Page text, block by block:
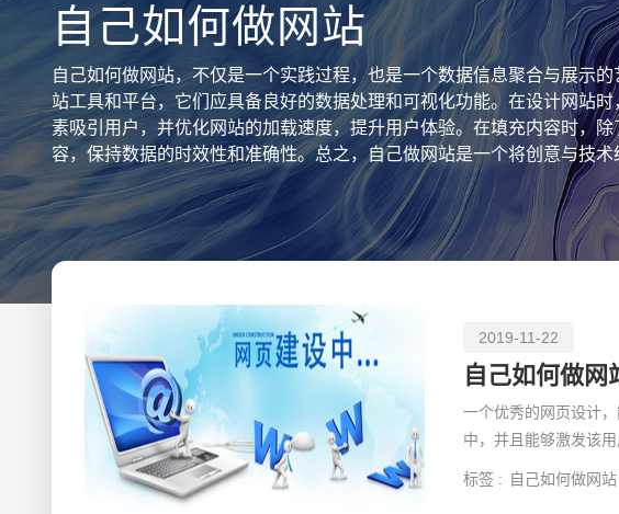
自己如何做网站
自己如何做网站，不仅是一个实践过程，也是一个数据信息聚合与展示
站工具和平台，它们应具备良好的数据处理和可视化功能。在设计网站
素吸引用户，并优化网站的加载速度，提升用户体验。在填充内容时，
容，保持数据的时效性和准确性。总之，自己做网站是一个将创意与技
2019-11-22
自己如何做网
一个优秀的网页设计
中，并且能够激发该
标签 : 自己如何做网站